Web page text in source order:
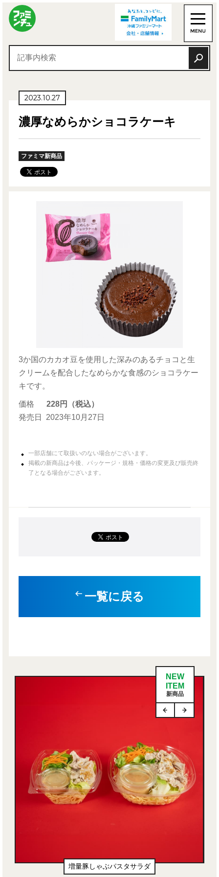
2023.10.27
濃厚なめらかショコラケーキ
ファミマ新商品
3か国のカカオ豆を使用した深みのあるチョコと生
クリームを配合したなめらかな食感のショコラケー
キです。
価格
228円（税込）
発売日
2023年10月27日
一部店舗にて取扱いのない場合がございます。
掲載の新商品は今後、パッケージ・規格・価格の変更及び販売終
了となる場合がございます。
一覧に戻る
NEW
ITEM
新商品
増量豚しゃぶパスタサラダ